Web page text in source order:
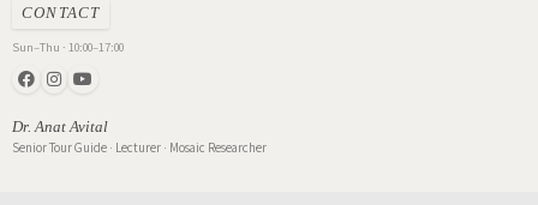
CONTACT
Sun–Thu · 10:00–17:00
Dr. Anat Avital
Senior Tour Guide · Lecturer · Mosaic Researcher